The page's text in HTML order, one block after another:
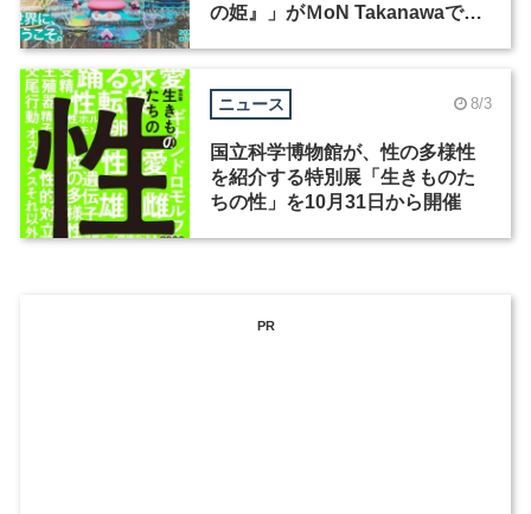
の姫』」がＭoN Takanawaで開
ニュース 8/3
国立科学博物館が、性の多様性
を紹介する特別展「生きものた
ちの性」を10月31日から開催
PR